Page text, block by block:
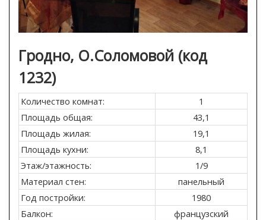
Гродно, О.Соломовой (код
1232)
Количество комнат:
1
Площадь общая:
43,1
Площадь жилая:
19,1
Площадь кухни:
8,1
Этаж/этажность:
1/9
Материал стен:
панельный
Год постройки:
1980
Балкон:
французский